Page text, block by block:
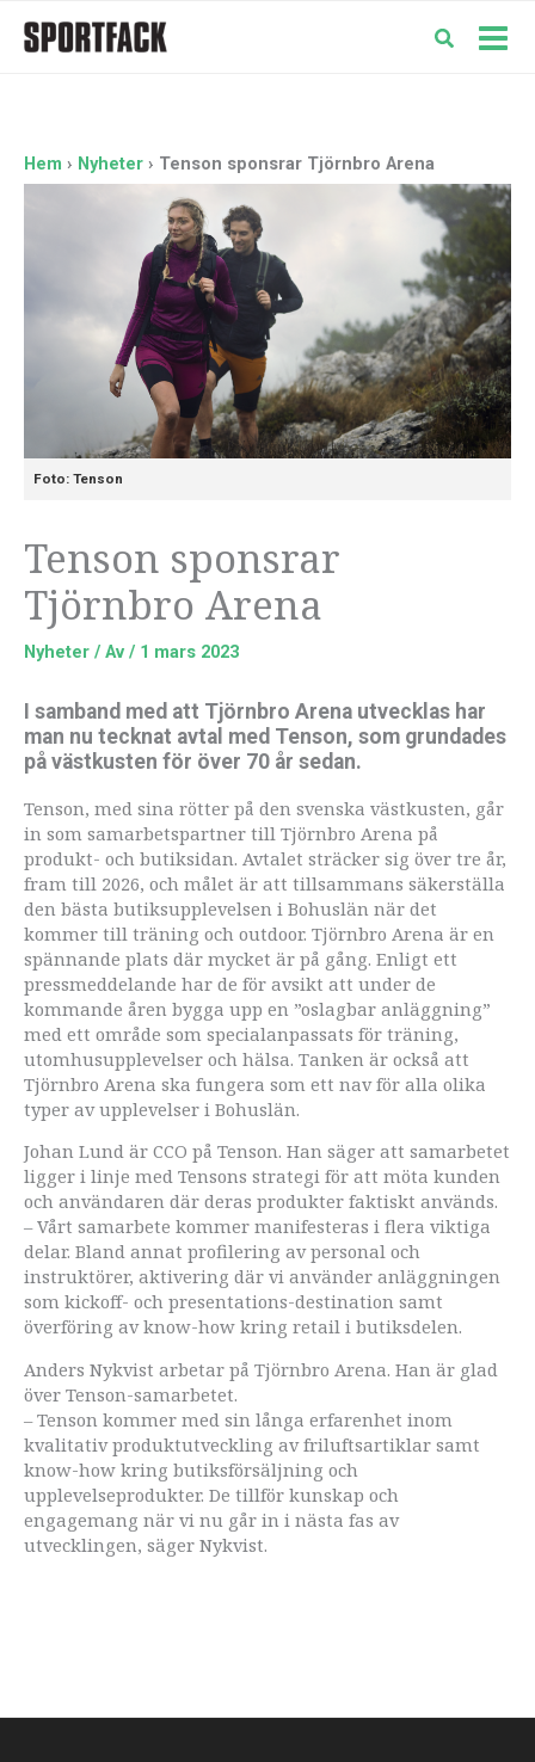
Hem Nyheter Tenson sponsrar Tjörnbro Arena
Foto: Tenson
Tenson sponsrar
Tjörnbro Arena
Nyheter / Av / 1 mars 2023
I samband med att Tjörnbro Arena utvecklas har
man nu tecknat avtal med Tenson, som grundades
på västkusten för över 70 år sedan.
Tenson, med sina rötter på den svenska västkusten, går
in som samarbetspartner till Tjörnbro Arena på
produkt- och butiksidan. Avtalet sträcker sig över tre år,
fram till 2026, och målet är att tillsammans säkerställa
den bästa butiksupplevelsen i Bohuslän när det
kommer till träning och outdoor. Tjörnbro Arena är en
spännande plats där mycket är på gång. Enligt ett
pressmeddelande har de för avsikt att under de
kommande åren bygga upp en ”oslagbar anläggning”
med ett område som specialanpassats för träning,
utomhusupplevelser och hälsa. Tanken är också att
Tjörnbro Arena ska fungera som ett nav för alla olika
typer av upplevelser i Bohuslän.
Johan Lund är CCO på Tenson. Han säger att samarbetet
ligger i linje med Tensons strategi för att möta kunden
och användaren där deras produkter faktiskt används.
– Vårt samarbete kommer manifesteras i flera viktiga
delar. Bland annat profilering av personal och
instruktörer, aktivering där vi använder anläggningen
som kickoff- och presentations-destination samt
överföring av know-how kring retail i butiksdelen.
Anders Nykvist arbetar på Tjörnbro Arena. Han är glad
över Tenson-samarbetet.
– Tenson kommer med sin långa erfarenhet inom
kvalitativ produktutveckling av friluftsartiklar samt
know-how kring butiksförsäljning och
upplevelseprodukter. De tillför kunskap och
engagemang när vi nu går in i nästa fas av
utvecklingen, säger Nykvist.